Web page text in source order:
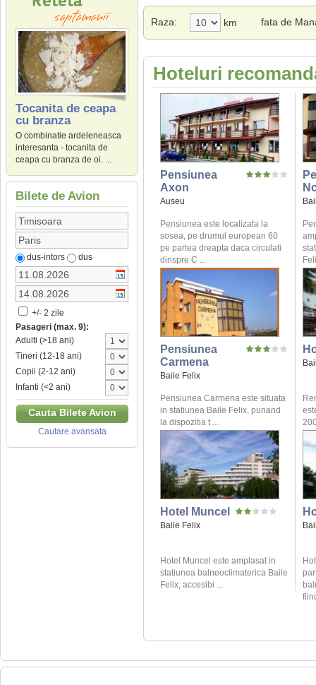
Tocanita de ceapa
cu branza
O combinatie ardeleneasca
interesanta - tocanita de
ceapa cu branza de oi. ...
Bilete de Avion
dus-intors dus
+/- 2 zile
Pasageri (max. 9):
Adulti (>18 ani)
Tineri (12-18 ani)
Copii (2-12 ani)
Infanti (<2 ani)
Cauta Bilete Avion
Cautare avansata
Raza: km fata de
Hoteluri
Pensiunea
Axon
Auseu
Pensiunea este localizata la
sosea, pe drumul european 60
pe partea dreapta daca circulati
dinspre C ...
Pensiunea
Carmena
Baile Felix
Pensiunea Carmena este situata
in statiunea Baile Felix, punand
la dispozitia t ...
Hotel Muncel
Baile Felix
Hotel Muncel este amplasat in
statiunea balneoclimaterica Baile
Felix, accesibi ...